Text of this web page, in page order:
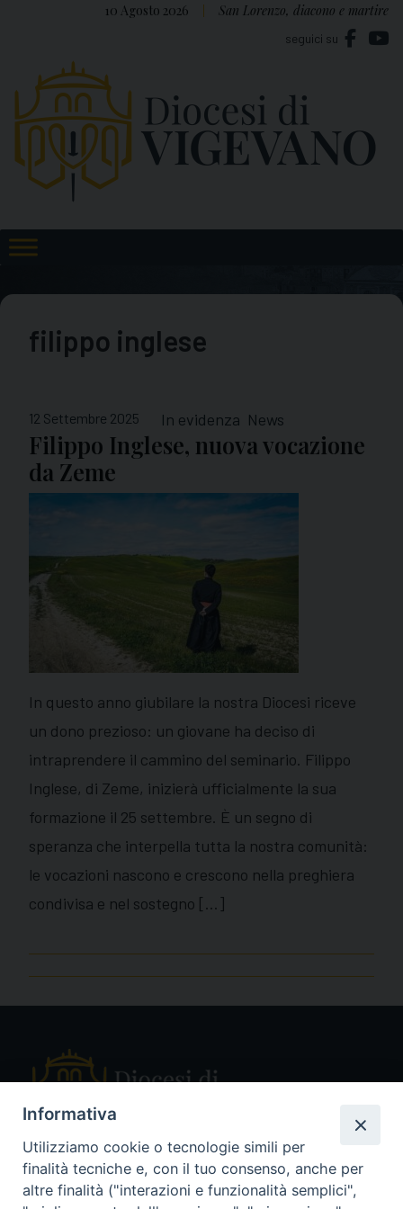
10 Agosto 2026 San Lorenzo, diacono e martire
seguici su
filippo inglese
12 Settembre 2025 In evidenza News
Filippo Inglese, nuova vocazione
da Zeme
In questo anno giubilare la nostra Diocesi riceve
un dono prezioso: un giovane ha deciso di
intraprendere il cammino del seminario. Filippo
Inglese, di Zeme, inizierà ufficialmente la sua
formazione il 25 settembre. È un segno di
speranza che interpella tutta la nostra comunità:
le vocazioni nascono e crescono nella preghiera
condivisa e nel sostegno […]
Piazza Sant'Ambrogio, 14 - 27029 Vigevano PV
Tel. 0381 78053
Informativa
Utilizziamo cookie o tecnologie simili per
finalità tecniche e, con il tuo consenso, anche per
altre finalità ("interazioni e funzionalità semplici",